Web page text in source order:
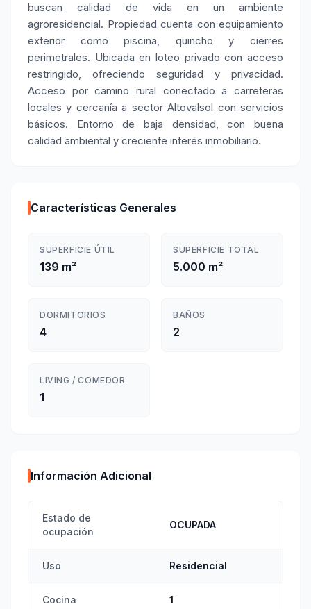
buscan calidad de vida en un ambiente
agroresidencial. Propiedad cuenta con equipamiento
exterior como piscina, quincho y cierres
perimetrales. Ubicada en loteo privado con acceso
restringido, ofreciendo seguridad y privacidad.
Acceso por camino rural conectado a carreteras
locales y cercanía a sector Altovalsol con servicios
básicos. Entorno de baja densidad, con buena
calidad ambiental y creciente interés inmobiliario.
Características Generales
SUPERFICIE ÚTIL
139 m²
SUPERFICIE TOTAL
5.000 m²
DORMITORIOS
4
BAÑOS
2
LIVING / COMEDOR
1
Información Adicional
Estado de
ocupación
OCUPADA
Uso Residencial
Cocina 1